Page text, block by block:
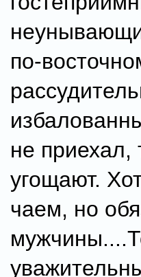
по-
не приехал,
угощают.
чаем, но